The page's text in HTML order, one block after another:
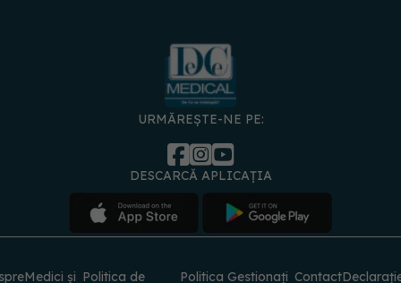
URMĂREȘTE-NE PE:
DESCARCĂ APLICAȚIA
Medici și Politica de Politica Gestionați Contact